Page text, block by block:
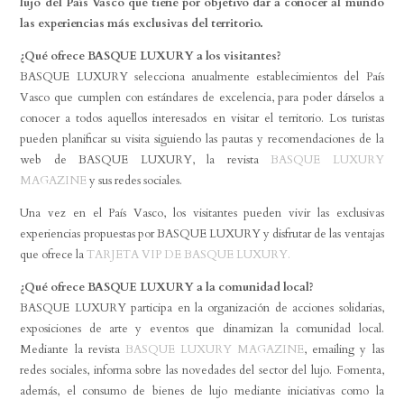
las experiencias más exclusivas del territorio.
¿Qué ofrece BASQUE LUXURY a los visitantes?
BASQUE LUXURY selecciona anualmente establecimientos del País
Vasco que cumplen con estándares de excelencia, para poder dárselos a
conocer a todos aquellos interesados en visitar el territorio. Los turistas
pueden planificar su visita siguiendo las pautas y recomendaciones de la
web de BASQUE LUXURY, la revista BASQUE LUXURY
MAGAZINEy sus redes sociales.
Una vez en el País Vasco, los visitantes pueden vivir las exclusivas
experiencias propuestas por BASQUE LUXURY y disfrutar de las ventajas
que ofrece laTARJETA VIP DE BASQUE LUXURY.
¿Qué ofrece BASQUE LUXURY a la comunidad local?
BASQUE LUXURY participa en la organización de acciones solidarias,
exposiciones de arte y eventos que dinamizan la comunidad local.
Mediante la revista BASQUE LUXURY MAGAZINE, emailing y las
redes sociales, informa sobre las novedades del sector del lujo. Fomenta,
además, el consumo de bienes de lujo mediante iniciativas como la